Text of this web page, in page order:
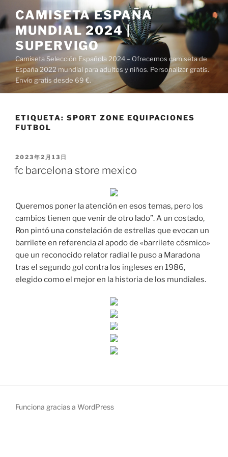
al
contenido
CAMISETA ESPAÑA
MUNDIAL 2024 |
SUPERVIGO
Camiseta Selección Española 2024 – Ofrecemos camiseta de
España 2022 mundial para adultos y niños. Personalizar gratis.
Envío gratis desde 69 €.
ETIQUETA: SPORT ZONE EQUIPACIONES
FUTBOL
PUBLICADO
EL
2023年2月13日
fc barcelona store mexico
Queremos poner la atención en esos temas, pero los
cambios tienen que venir de otro lado”. A un costado,
Ron pintó una constelación de estrellas que evocan un
barrilete en referencia al apodo de «barrilete cósmico»
que un reconocido relator radial le puso a Maradona
tras el segundo gol contra los ingleses en 1986,
elegido como el mejor en la historia de los mundiales.
Funciona gracias a WordPress